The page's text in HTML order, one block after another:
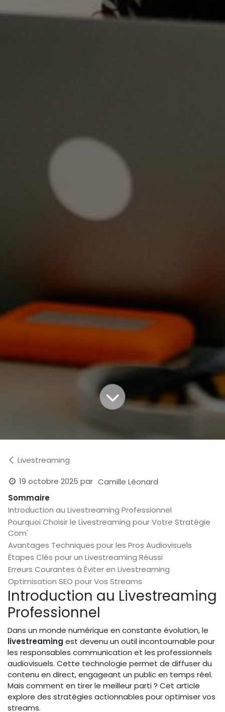
Livestreaming
19 octobre 2025 par Camille Léonard
Sommaire
Introduction au Livestreaming Professionnel
Pourquoi Choisir le Livestreaming pour Votre Stratégie
Com'
Avantages Techniques pour les Pros Audiovisuels
Étapes Clés pour un Livestreaming Réussi
Erreurs Courantes à Éviter en Livestreaming
Optimisation SEO pour Vos Streams
Introduction au Livestreaming
Professionnel
Dans un monde numérique en constante évolution, le
livestreaming est devenu un outil incontournable pour
les responsables communication et les professionnels
audiovisuels. Cette technologie permet de diffuser du
contenu en direct, engageant un public en temps réel.
Mais comment en tirer le meilleur parti ? Cet article
explore des stratégies actionnables pour optimiser vos
streams.